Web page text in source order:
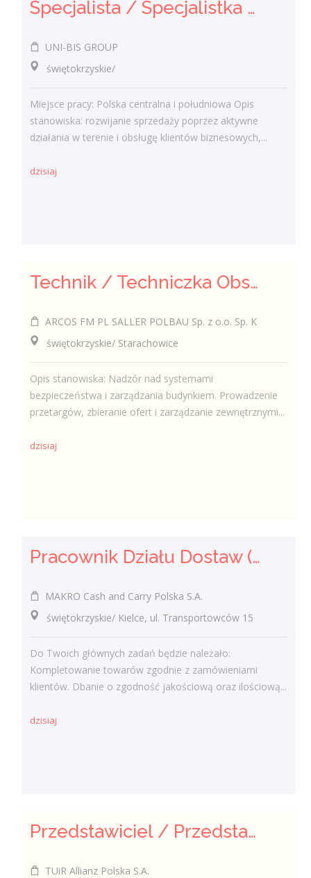
Specjalista / Specjalistka ds. sprzedaży rozwiązań technicznych
UNI-BIS GROUP
świętokrzyskie/
Miejsce pracy: Polska centralna i południowa Opis
stanowiska: rozwijanie sprzedaży poprzez aktywne
działania w terenie i obsługę klientów biznesowych,...
dzisiaj
Technik / Techniczka Obsługi Budynku
ARCOS FM PL SALLER POLBAU Sp. z o.o. Sp. K
świętokrzyskie/ Starachowice
Opis stanowiska: Nadzór nad systemami
bezpieczeństwa i zarządzania budynkiem. Prowadzenie
przetargów, zbieranie ofert i zarządzanie zewnętrznymi...
dzisiaj
Pracownik Działu Dostaw (K/M)
MAKRO Cash and Carry Polska S.A.
świętokrzyskie/ Kielce, ul. Transportowców 15
Do Twoich głównych zadań będzie należało:
Kompletowanie towarów zgodnie z zamówieniami
klientów. Dbanie o zgodność jakościową oraz ilościową...
dzisiaj
Przedstawiciel / Przedstawicielka ds. sprzedaży ubezpieczeń majątkowych
TUiR Allianz Polska S.A.